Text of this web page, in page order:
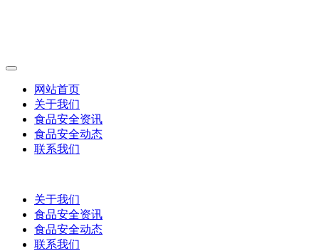
网站首页
关于我们
食品安全资讯
食品安全动态
联系我们
关于我们
食品安全资讯
食品安全动态
联系我们